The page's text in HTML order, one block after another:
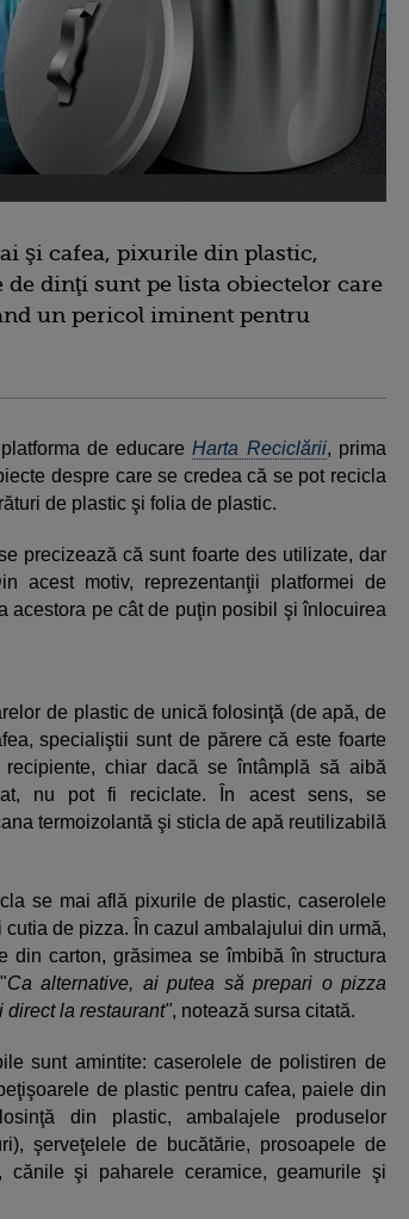
şi cafea, pixurile din plastic,
dinţi sunt pe lista obiectelor care
un pericol iminent pentru
de educareHarta Reciclării, prima
despre care se credea că se pot recicla
de plastic şi folia de plastic.
precizează că sunt foarte des utilizate, dar
acest motiv, reprezentanţii platformei de
acestora pe cât de puţin posibil şi înlocuirea
de plastic de unică folosinţă (de apă, de
specialiştii sunt de părere că este foarte
chiar dacă se întâmplă să aibă
nu pot fi reciclate. În acest sens, se
termoizolantă şi sticla de apă reutilizabilă
se mai află pixurile de plastic, caserolele
de pizza. În cazul ambalajului din urmă,
din carton, grăsimea se îmbibă în structura
Ca alternative, ai putea să prepari o pizza
direct la restaurant", notează sursa citată.
sunt amintite: caserolele de polistiren de
de plastic pentru cafea, paiele din
din plastic, ambalajele produselor
şerveţelele de bucătărie, prosoapele de
cănile şi paharele ceramice, geamurile şi